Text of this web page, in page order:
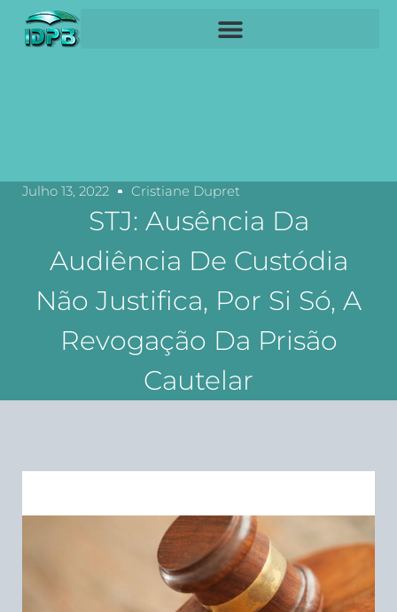
Julho 13, 2022 Cristiane Dupret
STJ: Ausência Da
Audiência De Custódia
Não Justifica, Por Si Só, A
Revogação Da Prisão
Cautelar